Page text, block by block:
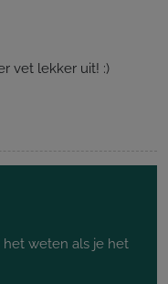
vet lekker uit! :)
het weten als je het